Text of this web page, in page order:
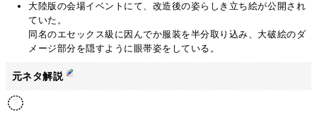
大陸版の会場イベントにて、改造後の姿らしき立ち絵が公開され
ていた。
同名のエセックス級に因んでか服装を半分取り込み、大破絵のダ
メージ部分を隠すように眼帯姿をしている。
元ネタ解説